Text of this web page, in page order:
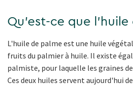
Qu'est-ce que l'huile
L'huile de palme est une huile
fruits du palmier à huile. Il existe
palmiste, pour laquelle les graines
Ces deux huiles servent aujourd'hui